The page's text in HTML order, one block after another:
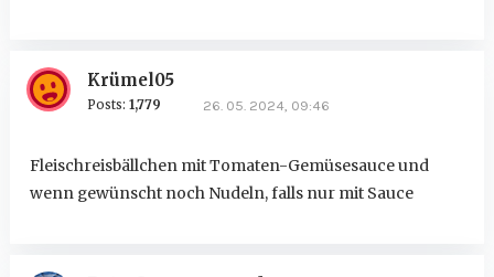
Krümel05
Posts: 1,779 26. 05. 2024, 09:46
Fleischreisbällchen mit Tomaten-Gemüsesauce und
wenn gewünscht noch Nudeln, falls nur mit Sauce